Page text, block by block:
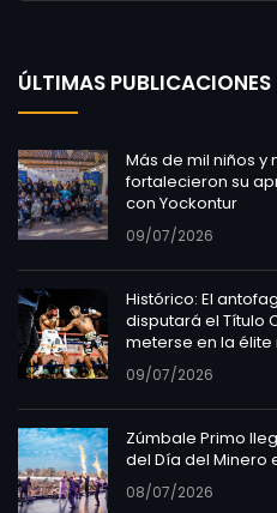
ÚLTIMAS PUBLICACIONES
Más de mil niños y
fortalecieron su
con Yockontur
09/07/2026
Histórico: El
disputará el Título
meterse en la élite
09/07/2026
Zúmbale Primo
del Día del Minero
08/07/2026